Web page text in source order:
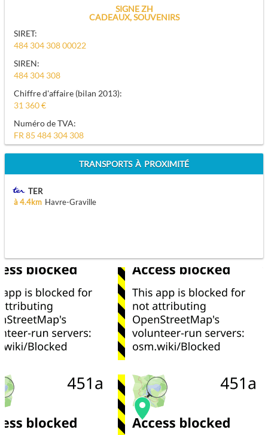
SIGNE ZH
CADEAUX, SOUVENIRS
SIRET:
484 304 308 00022
SIREN:
484 304 308
Chiffre d'affaire (bilan 2013):
31 360 €
Numéro de TVA:
FR 85 484 304 308
TRANSPORTS À PROXIMITÉ
TER
à 4.4km Havre-Graville